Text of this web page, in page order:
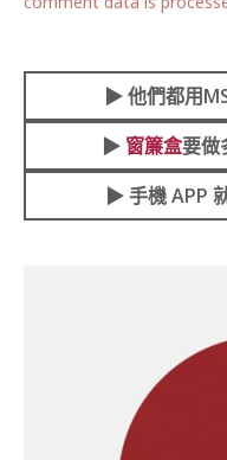
▶︎他們都用
▶︎ 窗簾盒要做
▶︎ 手機 APP